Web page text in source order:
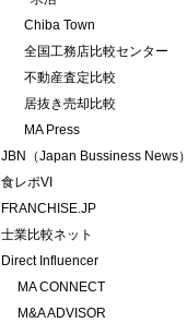
Chiba Town
全国工務店比較センター
不動産査定比較
居抜き売却比較
MA Press
JBN（Japan Bussiness News）
食レポVI
FRANCHISE.JP
士業比較ネット
Direct Influencer
MA CONNECT
M&A ADVISOR